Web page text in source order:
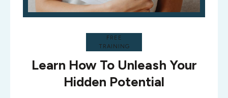
FREE
TRAINING
Learn How To Unleash Your
Hidden Potential